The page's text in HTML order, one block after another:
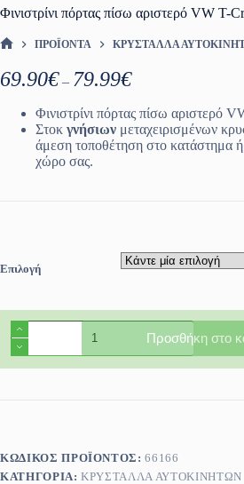
Φινιστρίνι πόρτας πίσω αριστερό VW T-
ΠΡΟΪΌΝΤΑ ΚΡΎΣΤΑΛΛΑ
69.90€ – 79.99€Price
69.90€
through
79.99€
Φινιστρίνι πόρτας πίσω αριστερό
Στοκ γνήσιων μεταχειρισμένων
άμεση τοποθέτηση στο κατάστημα
χώρο σας.
Επιλογή
Φινιστρίνι
πόρτας
πίσω
αριστερό
ποσότητα
Προσθήκη στο
ΚΩΔΙΚΌΣ ΠΡΟΪΌΝΤΟΣ:66166
ΚΑΤΗΓΟΡΊΑ:ΚΡΎΣΤΑΛΛΑ ΑΥΤΟΚΙΝΉΤΩΝ